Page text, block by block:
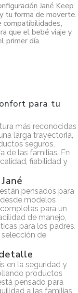
Jané Keep
tu forma de moverte.
que el bebé viaje y
primer día.
para tu
más reconocidas
larga trayectoria,
seguros,
de las familias. En
fiabilidad y
pensados para
modelos
para un
de manejo,
para los padres.
selección de
en la seguridad y
productos
pensado para
a las familias,